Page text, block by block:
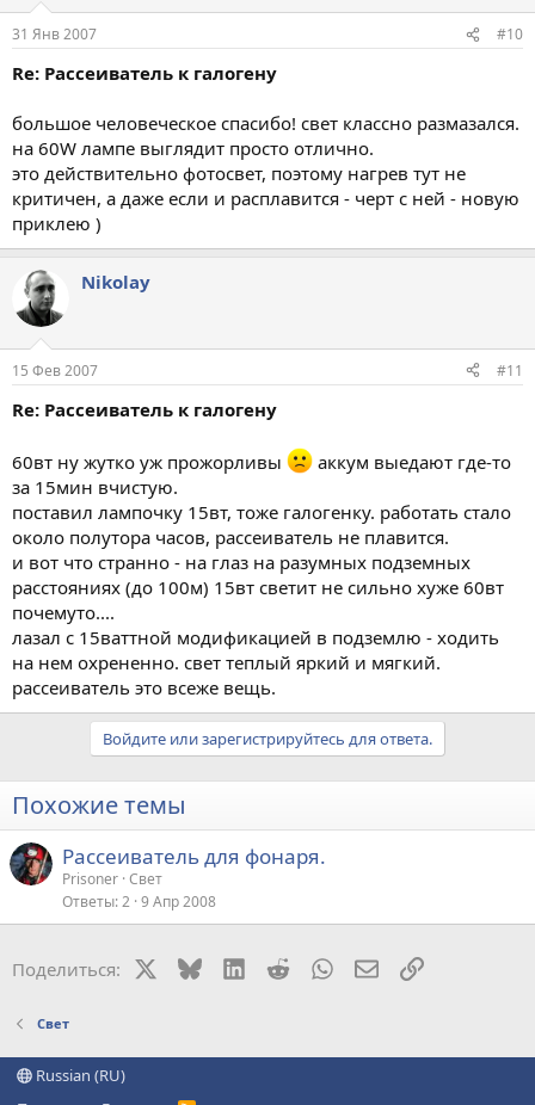
31 Янв 2007 #10
Re: Рассеиватель к галогену
большое человеческое спасибо! свет классно размазался.
на 60W лампе выглядит просто отлично.
это действительно фотосвет, поэтому нагрев тут не
критичен, а даже если и расплавится - черт с ней - новую
приклею )
Nikolay
15 Фев 2007 #11
Re: Рассеиватель к галогену
60вт ну жутко уж прожорливы
аккум выедают где-то
за 15мин вчистую.
поставил лампочку 15вт, тоже галогенку. работать стало
около полутора часов, рассеиватель не плавится.
и вот что странно - на глаз на разумных подземных
расстояниях (до 100м) 15вт светит не сильно хуже 60вт
почемуто....
лазал с 15ваттной модификацией в подземлю - ходить
на нем охрененно. свет теплый яркий и мягкий.
рассеиватель это всеже вещь.
Войдите или зарегистрируйтесь для ответа.
Похожие темы
Рассеиватель для фонаря.
Prisoner Свет
Ответы 2 9 Апр 2008
Поделиться: BlueskyLinkedIn
RedditWhatsAppЭлектронная
Ссылка
Свет
Russian (RU)